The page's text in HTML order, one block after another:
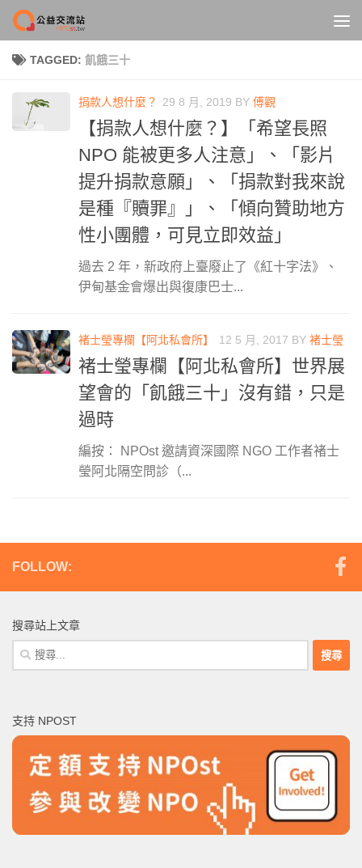
Skip to content
TAGGED: 飢餓三十
捐款人想什麼？ 29 8 月, 2019 BY 傅觀
【捐款人想什麼？】「希望長照
NPO 能被更多人注意」、「影片
提升捐款意願」、「捐款對我來說
是種『贖罪』」、「傾向贊助地方
性小團體，可見立即效益」
過去 2 年，新政府上臺廢止了《紅十字法》、
伊甸基金會爆出與復康巴士...
褚士瑩專欄【阿北私會所】 12 5 月, 2017 BY 褚士瑩
褚士瑩專欄【阿北私會所】世界展
望會的「飢餓三十」沒有錯，只是
過時
編按： NPOst 邀請資深國際 NGO 工作者褚士
瑩阿北隔空問診（...
FOLLOW:
搜尋站上文章
搜
尋
字:
支持 NPOST